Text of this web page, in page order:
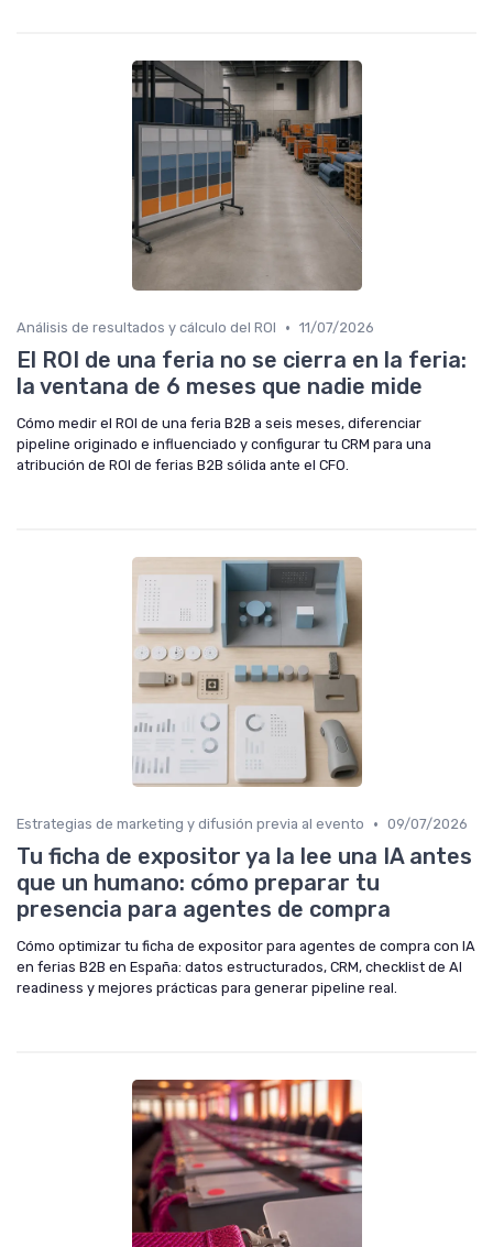
Análisis de resultados y cálculo del ROI • 11/07/2026
El ROI de una feria no se cierra en la feria:
la ventana de 6 meses que nadie mide
Cómo medir el ROI de una feria B2B a seis meses, diferenciar
pipeline originado e influenciado y configurar tu CRM para una
atribución de ROI de ferias B2B sólida ante el CFO.
Estrategias de marketing y difusión previa al evento • 09/07/2026
Tu ficha de expositor ya la lee una IA antes
que un humano: cómo preparar tu
presencia para agentes de compra
Cómo optimizar tu ficha de expositor para agentes de compra con IA
en ferias B2B en España: datos estructurados, CRM, checklist de AI
readiness y mejores prácticas para generar pipeline real.